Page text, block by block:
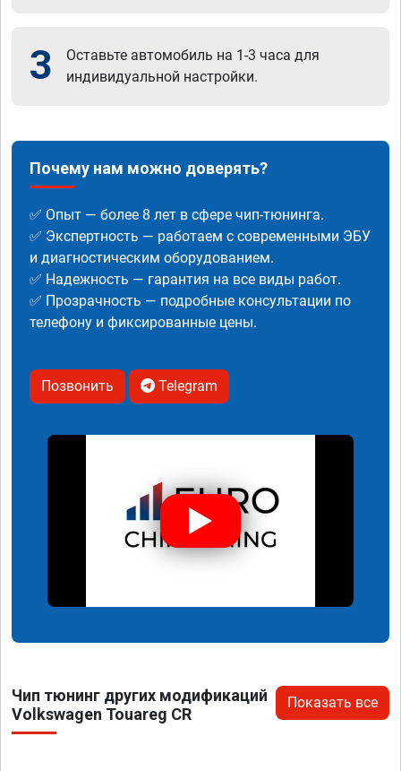
3
Оставьте автомобиль на 1-3 часа для
индивидуальной настройки.
Почему нам можно доверять?
✅ Опыт — более 8 лет в сфере чип-тюнинга.
✅ Экспертность — работаем с современными ЭБУ
и диагностическим оборудованием.
✅ Надежность — гарантия на все виды работ.
✅ Прозрачность — подробные консультации по
телефону и фиксированные цены.
Позвонить Telegram
Чип тюнинг других модификаций
Volkswagen Touareg CR
Показать все